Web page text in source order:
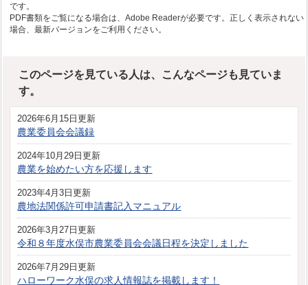
です。
PDF書類をご覧になる場合は、Adobe Readerが必要です。正しく表示されない
場合、最新バージョンをご利用ください。
このページを見ている人は、こんなページも見ていま
す。
2026年6月15日更新
農業委員会会議録
2024年10月29日更新
農業を始めたい方を応援します
2023年4月3日更新
農地法関係許可申請書記入マニュアル
2026年3月27日更新
令和８年度水俣市農業委員会会議日程を決定しました
2026年7月29日更新
ハローワーク水俣の求人情報誌を掲載します！